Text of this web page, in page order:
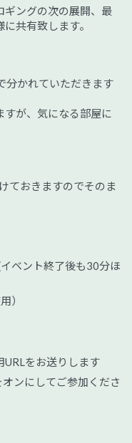
ギングの次の展開、最
共有致します。
分かれていただきます
すが、気になる部屋に
ておきますのでそのま
ベント終了後も30分ほ
）
をお送りします
ンにしてご参加くださ